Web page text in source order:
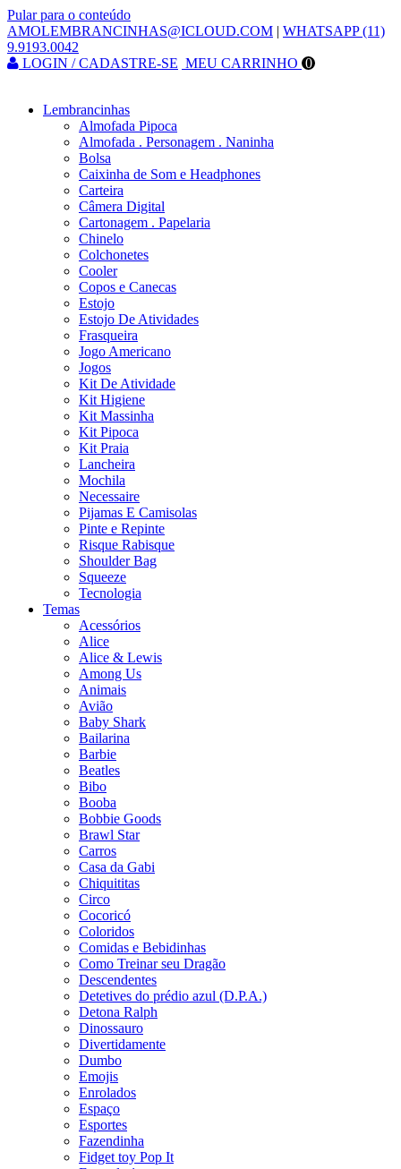
Pular para o conteúdo
AMOLEMBRANCINHAS@ICLOUD.COM | WHATSAPP (11)
9.9193.0042
LOGIN / CADASTRE-SE MEU CARRINHO 0
Lembrancinhas
Almofada Pipoca
Almofada . Personagem . Naninha
Bolsa
Caixinha de Som e Headphones
Carteira
Câmera Digital
Cartonagem . Papelaria
Chinelo
Colchonetes
Cooler
Copos e Canecas
Estojo
Estojo De Atividades
Frasqueira
Jogo Americano
Jogos
Kit De Atividade
Kit Higiene
Kit Massinha
Kit Pipoca
Kit Praia
Lancheira
Mochila
Necessaire
Pijamas E Camisolas
Pinte e Repinte
Risque Rabisque
Shoulder Bag
Squeeze
Tecnologia
Temas
Acessórios
Alice
Alice & Lewis
Among Us
Animais
Avião
Baby Shark
Bailarina
Barbie
Beatles
Bibo
Booba
Bobbie Goods
Brawl Star
Carros
Casa da Gabi
Chiquititas
Circo
Cocoricó
Coloridos
Comidas e Bebidinhas
Como Treinar seu Dragão
Descendentes
Detetives do prédio azul (D.P.A.)
Detona Ralph
Dinossauro
Divertidamente
Dumbo
Emojis
Enrolados
Espaço
Esportes
Fazendinha
Fidget toy Pop It